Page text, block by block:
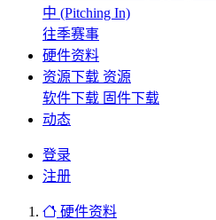
中 (Pitching In)
往季赛事
硬件资料
资源下载 资源
软件下载 固件下载
动态
登录
注册
硬件资料